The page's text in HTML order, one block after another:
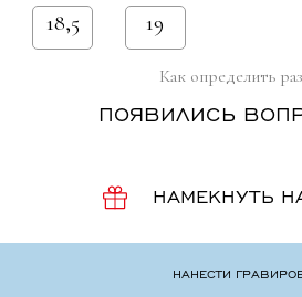
18,5 19
Как определить
ПОЯВИЛИСЬ
НАМЕКНУТЬ
НАНЕСТИ